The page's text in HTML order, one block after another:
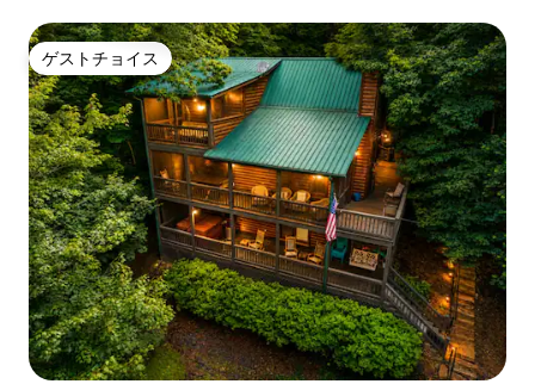
ゲストチョイス
ゲストチョイス